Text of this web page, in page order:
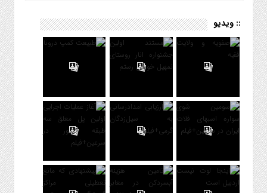
:: ویدیو